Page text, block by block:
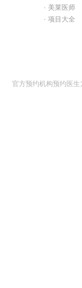
· 美莱医师
· 项目大全
官方预约机构预约医